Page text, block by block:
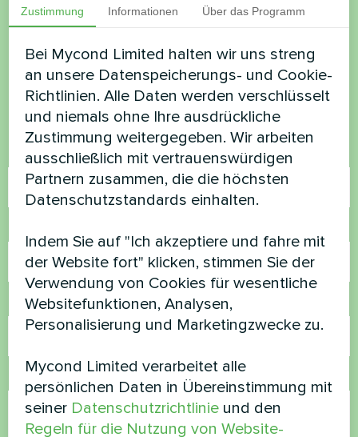
Möchten Sie kaufen oder
haben Sie Fragen?
Kontaktieren Sie uns und wir werden Ihnen
helfen
Name
E-Mail
Kommentar
Zustimmung Informationen Über das Programm
Bei Mycond Limited halten wir uns streng
an unsere Datenspeicherungs- und Cookie-
Richtlinien. Alle Daten werden verschlüsselt
und niemals ohne Ihre ausdrückliche
Zustimmung weitergegeben. Wir arbeiten
ausschließlich mit vertrauenswürdigen
Partnern zusammen, die die höchsten
Datenschutzstandards einhalten.
Indem Sie auf "Ich akzeptiere und fahre mit
der Website fort" klicken, stimmen Sie der
Verwendung von Cookies für wesentliche
Websitefunktionen, Analysen,
Personalisierung und Marketingzwecke zu.
Mycond Limited verarbeitet alle
persönlichen Daten in Übereinstimmung mit
seiner Datenschutzrichtlinie und den
Regeln für die Nutzung von Website-